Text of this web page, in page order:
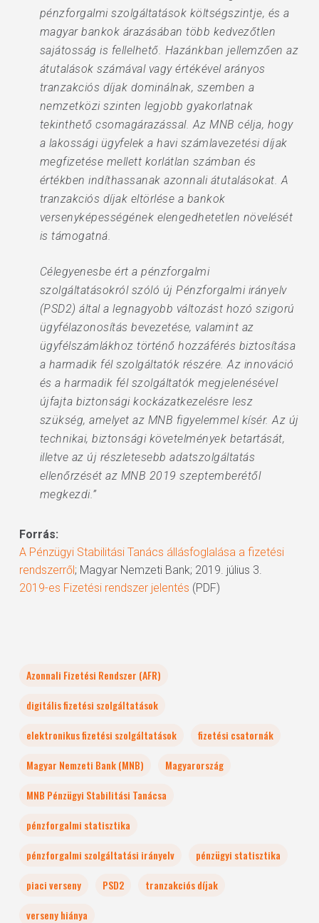
pénzforgalmi szolgáltatások költségszintje, és a
magyar bankok árazásában több kedvezőtlen
sajátosság is fellelhető. Hazánkban jellemzően az
átutalások számával vagy értékével arányos
tranzakciós díjak dominálnak, szemben a
nemzetközi szinten legjobb gyakorlatnak
tekinthető csomagárazással. Az MNB célja, hogy
a lakossági ügyfelek a havi számlavezetési díjak
megfizetése mellett korlátlan számban és
értékben indíthassanak azonnali átutalásokat. A
tranzakciós díjak eltörlése a bankok
versenyképességének elengedhetetlen növelését
is támogatná.
Célegyenesbe ért a pénzforgalmi
szolgáltatásokról szóló új Pénzforgalmi irányelv
(PSD2) által a legnagyobb változást hozó szigorú
ügyfélazonosítás bevezetése, valamint az
ügyfélszámlákhoz történő hozzáférés biztosítása
a harmadik fél szolgáltatók részére. Az innováció
és a harmadik fél szolgáltatók megjelenésével
újfajta biztonsági kockázatkezelésre lesz
szükség, amelyet az MNB figyelemmel kísér. Az új
technikai, biztonsági követelmények betartását,
illetve az új részletesebb adatszolgáltatás
ellenőrzését az MNB 2019 szeptemberétől
megkezdi.”
Forrás:
A Pénzügyi Stabilitási Tanács állásfoglalása a fizetési
rendszerről; Magyar Nemzeti Bank; 2019. július 3.
2019-es Fizetési rendszer jelentés (PDF)
Azonnali Fizetési Rendszer (AFR)
digitális fizetési szolgáltatások
elektronikus fizetési szolgáltatások
fizetési csatornák
Magyar Nemzeti Bank (MNB)
Magyarország
MNB Pénzügyi Stabilitási Tanácsa
pénzforgalmi statisztika
pénzforgalmi szolgáltatási irányelv
pénzügyi statisztika
piaci verseny
PSD2
tranzakciós díjak
verseny hiánya